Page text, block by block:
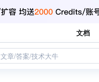
文档
文章/答案/技术大牛